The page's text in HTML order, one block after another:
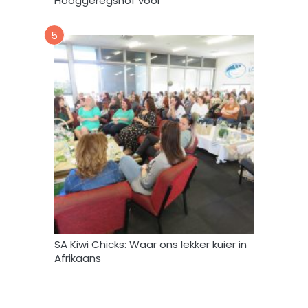
k
5
SA Kiwi Chicks: Waar ons lekker kuier in
Afrikaans